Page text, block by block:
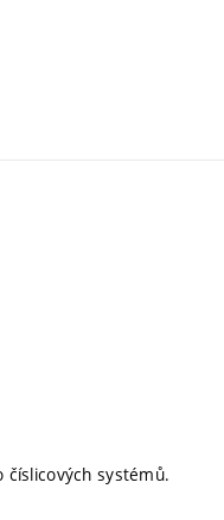
číslicových systémů.